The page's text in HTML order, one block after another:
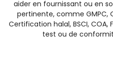
aider en fournissant ou en
pertinente, comme GMPC,
Certification halal, BSCI,
test ou de